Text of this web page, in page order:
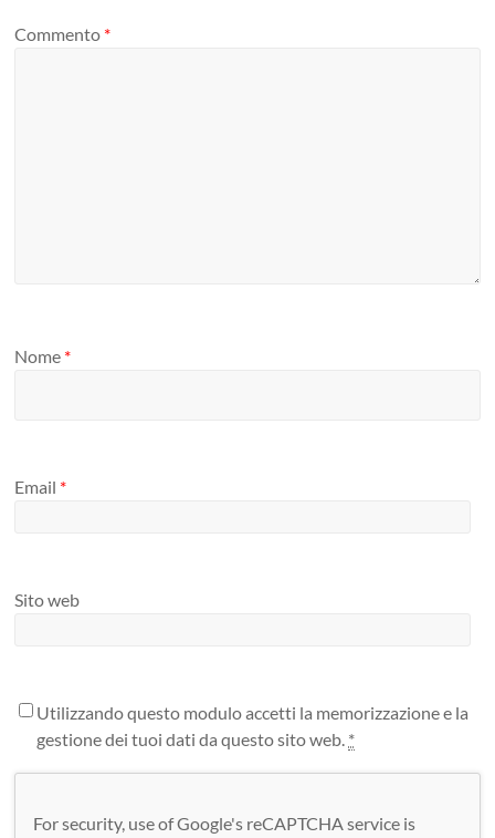
Commento *
Nome *
Email *
Sito web
Utilizzando questo modulo accetti la memorizzazione e la
gestione dei tuoi dati da questo sito web. *
For security, use of Google's reCAPTCHA service is